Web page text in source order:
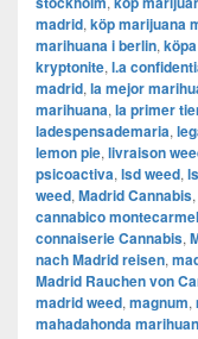
madrid, köp marijuana
marihuana i berlin,
kryptonite, l.a
madrid, la mejor
marihuana, la primer
ladespensademaria,
lemon pie, livraison
psicoactiva, lsd weed,
weed, Madrid Cannabis,
cannabico
connaiserie Cannabis,
nach Madrid reisen,
Madrid Rauchen von
madrid weed, magnum,
mahadahonda